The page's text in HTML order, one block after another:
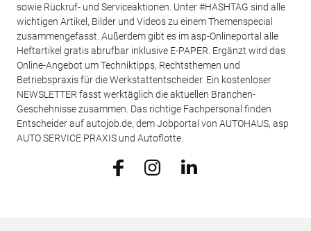
sowie Rückruf- und Serviceaktionen. Unter #HASHTAG sind alle
wichtigen Artikel, Bilder und Videos zu einem Themenspecial
zusammengefasst. Außerdem gibt es im asp-Onlineportal alle
Heftartikel gratis abrufbar inklusive E-PAPER. Ergänzt wird das
Online-Angebot um Techniktipps, Rechtsthemen und
Betriebspraxis für die Werkstattentscheider. Ein kostenloser
NEWSLETTER fasst werktäglich die aktuellen Branchen-
Geschehnisse zusammen. Das richtige Fachpersonal finden
Entscheider auf autojob.de, dem Jobportal von AUTOHAUS, asp
AUTO SERVICE PRAXIS und Autoflotte.